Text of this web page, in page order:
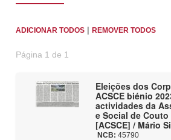
ADICIONAR TODOS |REMOVER TODOS
Página 1 de 1
Eleições dos
ACSCE biénio
actividades da
e Social de
[ACSCE] / Mário
NCB: 45790